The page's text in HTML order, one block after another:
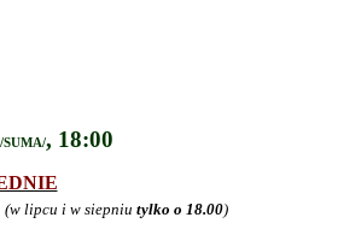
/SUMA/, 18:00
(w lipcu i w siepniu tylko o 18.00)